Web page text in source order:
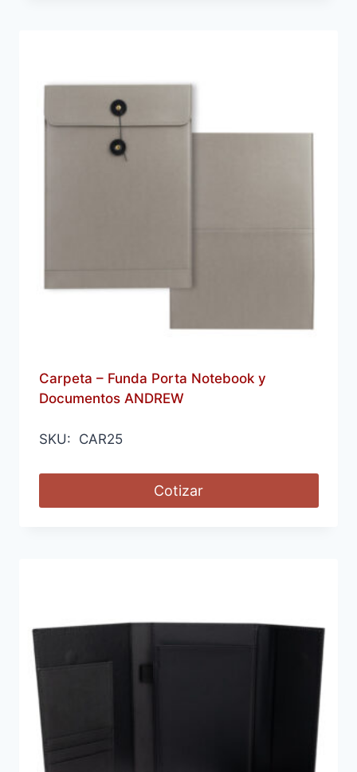
Carpeta – Funda Porta Notebook y
Documentos ANDREW
SKU: CAR25
Cotizar